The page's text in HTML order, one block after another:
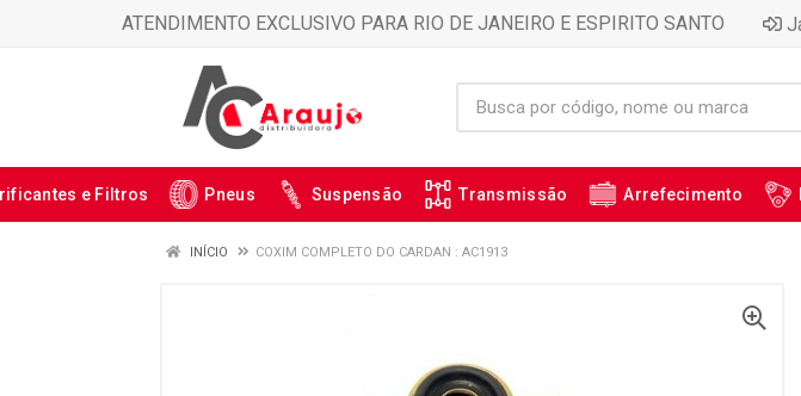
ATENDIMENTO EXCLUSIVO PARA RIO DE JANEIRO E ESPIRITO SANTO
e Filtros Pneus Suspensão Transmissão Arrefecimento
INÍCIO COXIM COMPLETO DO CARDAN : AC1913